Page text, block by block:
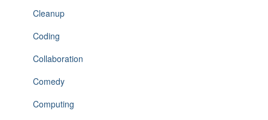
Cleanup
Coding
Collaboration
Comedy
Computing